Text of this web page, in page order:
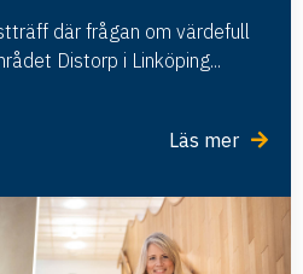
där frågan om värdefull
Distorp i Linköping...
Läs mer